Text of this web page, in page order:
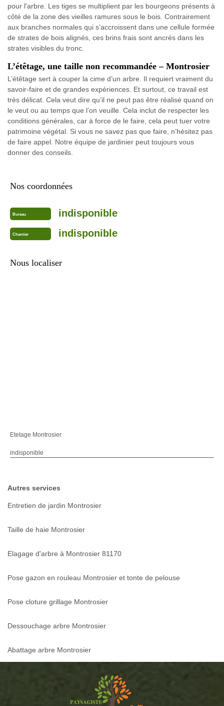
pour l'arbre. Les tiges se multiplient par les bourgeons présents à
côté de la zone des vieilles ramures sous le bois. Contrairement
aux branches normales qui s’accroissent dans une cellule formée
de strates de bois alignés, ces brins frais sont ancrés dans les
strates visibles du tronc.
L’étêtage, une taille non recommandée – Montrosier
L’étêtage sert à couper la cime d’un arbre. Il requiert vraiment du
savoir-faire et de grandes expériences. Et surtout, ce travail est
très délicat. Cela veut dire qu’il ne peut pas être réalisé quand on
le veut ou au temps que l’on veuille. Cela inclut de respecter les
conditions générales, car à force de le faire, cela peut tuer votre
patrimoine végétal. Si vous ne savez pas que faire, n’hésitez pas
de faire appel. Notre équipe de jardinier peut toujours vous
donner des conseils.
Nos coordonnées
Bureau indisponible
Chantier indisponible
Nous localiser
Etetage Montrosier
indisponible
Autres services
Entretien de jardin Montrosier
Taille de haie Montrosier
Elagage d'arbre à Montrosier 81170
Pose gazon en rouleau Montrosier et tonte de pelouse
Pose cloture grillage Montrosier
Dessouchage arbre Montrosier
Abattage arbre Montrosier